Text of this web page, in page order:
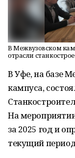
В Межвузовском
отрасли
В Уфе, на базе
кампуса,
На
за 2025 год и
текущий